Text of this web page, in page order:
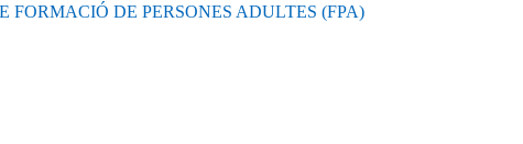
FORMACIÓ DE PERSONES ADULTES (FPA)